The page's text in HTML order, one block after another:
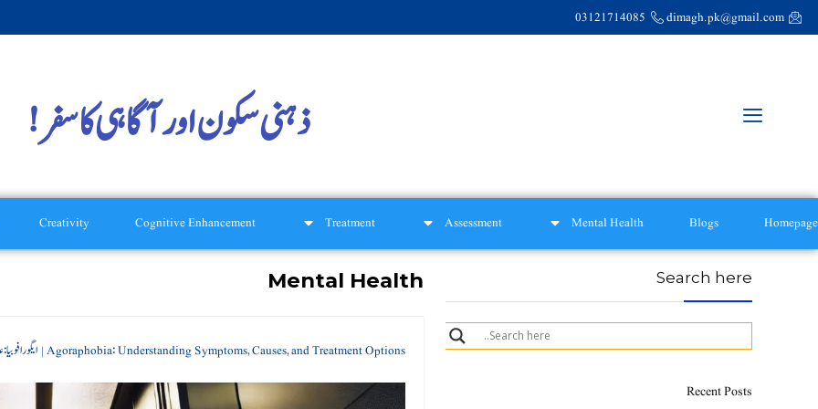
dimagh.pk@gmail.com
03121714085
ذہنی سکون اور آگاہی کا سفر!
Homepage
Blogs
Mental Health
Assessment
Treatment
Cognitive Enhancement
Creativity
Mental Health
Agoraphobia: Understanding Symptoms, Causes, and Treatment Options | ایگورافوبیا: علامات، وجوہات اور علاج کی مکمل رہنمائی
Search here
Recent Posts